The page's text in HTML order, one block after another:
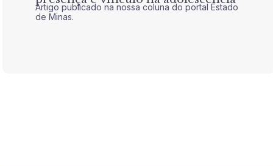
Artigo publicado na nossa coluna do portal Estado
de Minas.